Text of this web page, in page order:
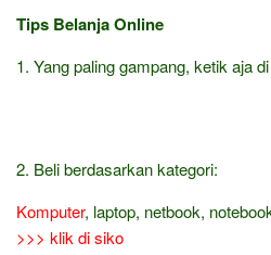
Tips Belanja Online
1. Yang paling gampang, ketik aja
2. Beli berdasarkan kategori:
Komputer, laptop, netbook,
>>> klik di siko